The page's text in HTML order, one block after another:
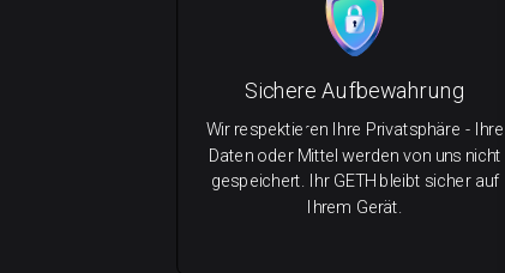
Sichere Aufbewahrung
Wir respektieren Ihre Privatsphäre - Ihre
Daten oder Mittel werden von uns nicht
gespeichert. Ihr GETH bleibt sicher auf
Ihrem Gerät.